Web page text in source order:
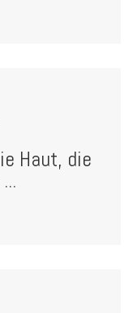
Haut, die